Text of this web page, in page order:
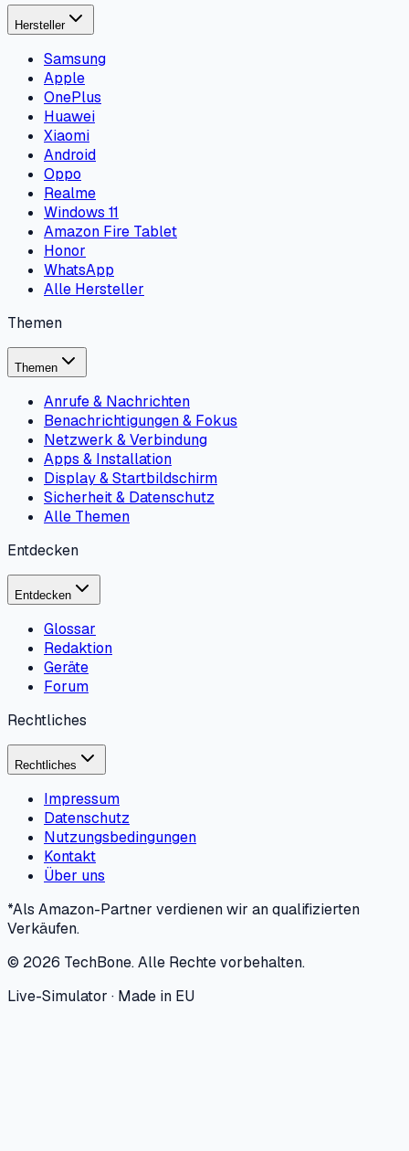
Hersteller
Samsung
Apple
OnePlus
Huawei
Xiaomi
Android
Oppo
Realme
Windows 11
Amazon Fire Tablet
Honor
WhatsApp
Alle Hersteller
Themen
Themen
Anrufe & Nachrichten
Benachrichtigungen & Fokus
Netzwerk & Verbindung
Apps & Installation
Display & Startbildschirm
Sicherheit & Datenschutz
Alle Themen
Entdecken
Entdecken
Glossar
Redaktion
Geräte
Forum
Rechtliches
Rechtliches
Impressum
Datenschutz
Nutzungsbedingungen
Kontakt
Über uns
*Als Amazon-Partner verdienen wir an qualifizierten
Verkäufen.
© 2026 TechBone.Alle Rechte vorbehalten.
Live-Simulator · Made in EU